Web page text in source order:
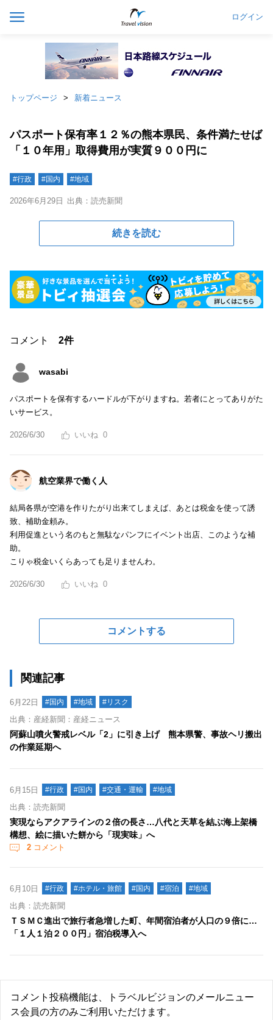
ログイン
トップページ 新着ニュース
パスポート保有率１２％の熊本県民、条件満たせば
「１０年用」取得費用が実質９００円に
#行政 #国内 #地域
2026年6月29日 出典：読売新聞
続きを読む
コメント 2件
wasabi
パスポートを保有するハードルが下がりますね。若者にとってありがた
いサービス。
2026/6/30 0
航空業界で働く人
結局各県が空港を作りたがり出来てしまえば、あとは税金を使って誘
致、補助金頼み。
利用促進という名のもと無駄なパンフにイベント出店、このような補
助。
こりゃ税金いくらあっても足りませんわ。
2026/6/30 0
コメントする
関連記事
6月22日 #国内 #地域 #リスク
出典：産経新聞：産経ニュース
阿蘇山噴火警戒レベル「2」に引き上げ 熊本県警、事故ヘリ搬出
の作業延期へ
6月15日 #行政 #国内 #交通・運輸 #地域
出典：読売新聞
実現ならアクアラインの２倍の長さ…八代と天草を結ぶ海上架橋
構想、絵に描いた餅から「現実味」へ
2 コメント
6月10日 #行政 #ホテル・旅館 #国内 #宿泊 #地域
出典：読売新聞
ＴＳＭＣ進出で旅行者急増した町、年間宿泊者が人口の９倍に…
「１人１泊２００円」宿泊税導入へ
コメント投稿機能は、トラベルビジョンのメールニュー
ス会員の方のみご利用いただけます。